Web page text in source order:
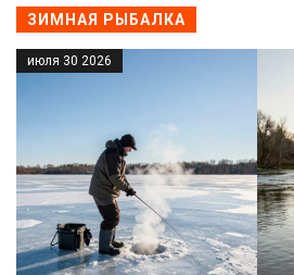
ЗИМНАЯ РЫБАЛКА
июля 30 2026